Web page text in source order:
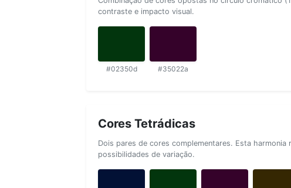
contraste e impacto visual.
#02350d #35022a
Cores Tetrádicas
Dois pares de cores complementares. Esta harmonia
possibilidades de variação.